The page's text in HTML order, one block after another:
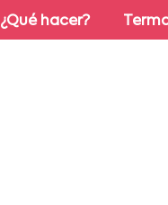
¿Qué hacer?